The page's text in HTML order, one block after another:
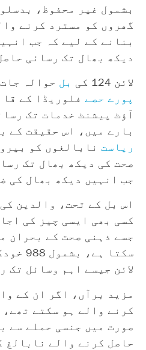
بشمول غیر محفوظ،
گھروں کو مسترد کرنے
بنانے کے لیے کہ جب
دیکھ بھال تک رسائی
لائن 124 کی
بل حوالہ
پورے حصے فلوریڈا کے
آؤٹ پیشنٹ خدمات تک
بارے میں، اس حقیقت کے
ریاست نابالغوں کو
صحت کی دیکھ بھال تک
جب انہیں دیکھ بھال کی
اس بل کے تحت، والدین
کسی بھی ایسی چیز کی
جسے ذہنی صحت کے بحران
سکتا
لائن جیسے اہم وسائل تک
مزید برآں، اگر ان کے
کرنے والے ہو سکتے
صورت میں جنسی حملے سے
حاصل کرنے والے نابالغ